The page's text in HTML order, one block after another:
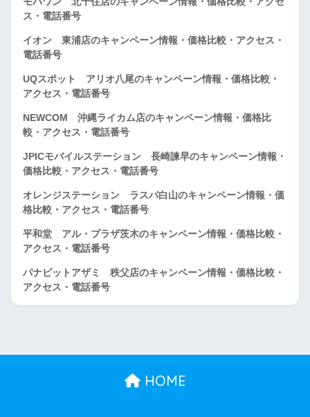
ス・電話番号
イオン 東浦店のキャンペーン情報・価格比較・アクセス・
電話番号
UQスポット アリオ八尾のキャンペーン情報・価格比較・
アクセス・電話番号
NEWCOM 沖縄ライカム店のキャンペーン情報・価格比
較・アクセス・電話番号
JPICモバイルステーション 長崎諫早のキャンペーン情報・
価格比較・アクセス・電話番号
オレンジステーション ラスパ白山のキャンペーン情報・価
格比較・アクセス・電話番号
平和堂 アル・プラザ茨木のキャンペーン情報・価格比較・
アクセス・電話番号
パナピットアザミ 秩父店のキャンペーン情報・価格比較・
アクセス・電話番号
HOME